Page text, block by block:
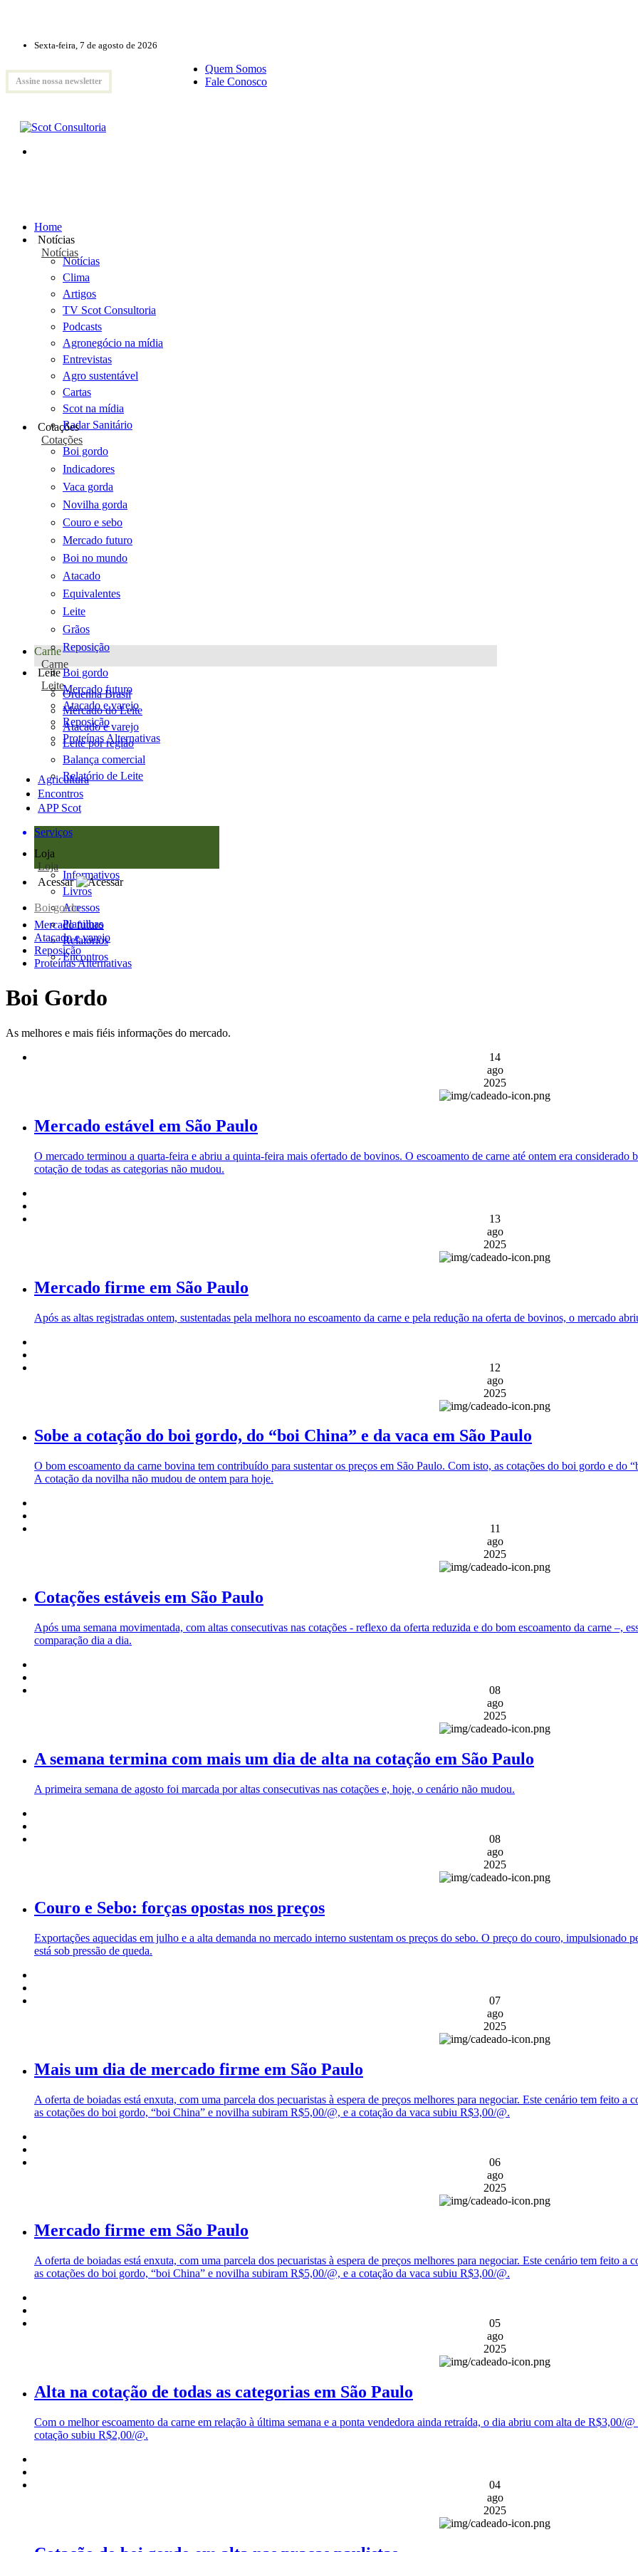
Sexta-feira, 7 de agosto de 2026
Assine nossa newsletter
Quem Somos
Fale Conosco
Home
Notícias
Notícias
Notícias
Clima
Artigos
TV Scot Consultoria
Podcasts
Agronegócio na mídia
Entrevistas
Agro sustentável
Cartas
Scot na mídia
Radar Sanitário
Cotações
Cotações
Boi gordo
Indicadores
Vaca gorda
Novilha gorda
Couro e sebo
Mercado futuro
Boi no mundo
Atacado
Equivalentes
Leite
Grãos
Reposição
Carne
Carne
Boi gordo
Mercado futuro
Atacado e varejo
Reposição
Proteínas Alternativas
Leite
Leite
Ordenha Brasil
Mercado do Leite
Atacado e varejo
Leite por região
Balança comercial
Relatório de Leite
Agricultura
Encontros
APP Scot
Serviços
Loja
Loja
Informativos
Livros
Acessos
Planilhas
Relatórios
Encontros
Acessar
Boi gordo
Mercado futuro
Atacado e varejo
Reposição
Proteínas Alternativas
Boi Gordo
As melhores e mais fiéis informações do mercado.
14
ago
2025
Mercado estável em São Paulo
O mercado terminou a quarta-feira e abriu a quinta-feira mais ofertado de bovinos. O escoamento de carne até ontem era
cotação de todas as categorias não mudou.
13
ago
2025
Mercado firme em São Paulo
Após as altas registradas ontem, sustentadas pela melhora no escoamento da carne e pela redução na oferta de bovinos, o mercado
12
ago
2025
Sobe a cotação do boi gordo, do “boi China” e da vaca em São Paulo
O bom escoamento da carne bovina tem contribuído para sustentar os preços em São Paulo. Com isto, as cotações do boi gordo e
A cotação da novilha não mudou de ontem para hoje.
11
ago
2025
Cotações estáveis em São Paulo
Após uma semana movimentada, com altas consecutivas nas cotações - reflexo da oferta reduzida e do bom escoamento da carne –,
comparação dia a dia.
08
ago
2025
A semana termina com mais um dia de alta na cotação em São Paulo
A primeira semana de agosto foi marcada por altas consecutivas nas cotações e, hoje, o cenário não mudou.
08
ago
2025
Couro e Sebo: forças opostas nos preços
Exportações aquecidas em julho e a alta demanda no mercado interno sustentam os preços do sebo. O preço do couro, impulsionado
está sob pressão de queda.
07
ago
2025
Mais um dia de mercado firme em São Paulo
A oferta de boiadas está enxuta, com uma parcela dos pecuaristas à espera de preços melhores para negociar. Este cenário tem feito
as cotações do boi gordo, “boi China” e novilha subiram R$5,00/@, e a cotação da vaca subiu R$3,00/@.
06
ago
2025
Mercado firme em São Paulo
A oferta de boiadas está enxuta, com uma parcela dos pecuaristas à espera de preços melhores para negociar. Este cenário tem feito
as cotações do boi gordo, “boi China” e novilha subiram R$5,00/@, e a cotação da vaca subiu R$3,00/@.
05
ago
2025
Alta na cotação de todas as categorias em São Paulo
Com o melhor escoamento da carne em relação à última semana e a ponta vendedora ainda retraída, o dia abriu com alta de R$3,00/
cotação subiu R$2,00/@.
04
ago
2025